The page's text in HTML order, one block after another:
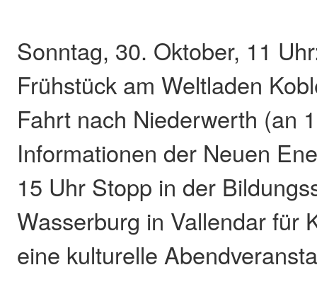
Sonntag, 30. Oktober, 11
Frühstück am Weltladen
Fahrt nach Niederwerth (an
Informationen der Neuen
15 Uhr Stopp in der
Wasserburg in Vallendar für
eine kulturelle